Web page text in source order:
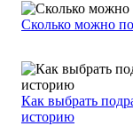
Сколько можно
Как выбрать
историю